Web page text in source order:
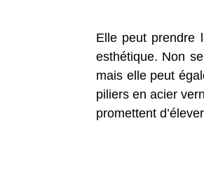
Elle peut prendre
esthétique. Non
mais elle peut
piliers en acier
promettent